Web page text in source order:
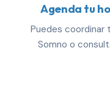
Agenda tu
Puedes coordinar
Somno o